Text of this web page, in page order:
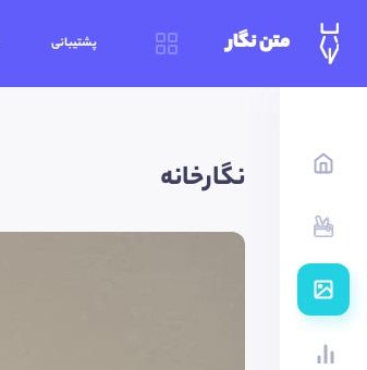
متن نگار پشتیبانی
نگارخانه